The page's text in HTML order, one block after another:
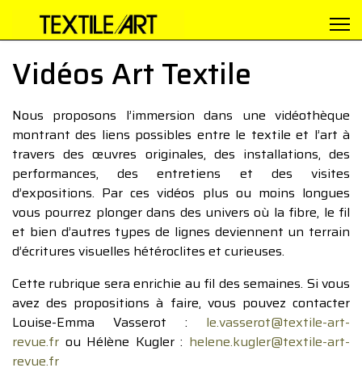
Vidéos Art Textile
Nous proposons l’immersion dans une vidéothèque
montrant des liens possibles entre le textile et l’art à
travers des œuvres originales, des installations, des
performances, des entretiens et des visites
d’expositions. Par ces vidéos plus ou moins longues
vous pourrez plonger dans des univers où la fibre, le fil
et bien d’autres types de lignes deviennent un terrain
d’écritures visuelles hétéroclites et curieuses.
Cette rubrique sera enrichie au fil des semaines. Si vous
avez des propositions à faire, vous pouvez contacter
Louise-Emma Vasserot : le.vasserot@textile-art-
revue.fr ou Hélène Kugler : helene.kugler@textile-art-
revue.fr